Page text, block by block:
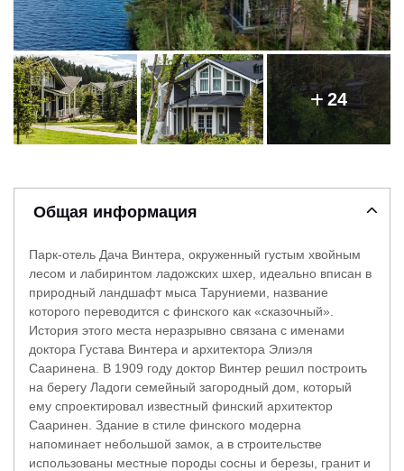
24
Общая информация
Парк-отель Дача Винтера, окруженный густым хвойным
лесом и лабиринтом ладожских шхер, идеально вписан в
природный ландшафт мыса Таруниеми, название
которого переводится с финского как «сказочный».
История этого места неразрывно связана с именами
доктора Густава Винтера и архитектора Элиэля
Сааринена. В 1909 году доктор Винтер решил построить
на берегу Ладоги семейный загородный дом, который
ему спроектировал известный финский архитектор
Сааринен. Здание в стиле финского модерна
напоминает небольшой замок, а в строительстве
использованы местные породы сосны и березы, гранит и